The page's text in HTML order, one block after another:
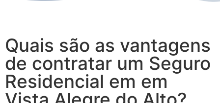
Quais são as vantagens
de contratar um Seguro
Residencial em em